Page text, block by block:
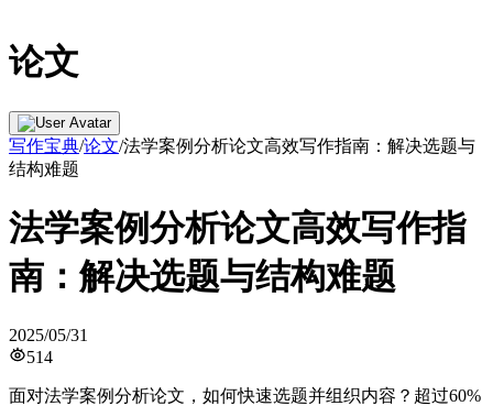
论文
写作宝典/论文/法学案例分析论文高效写作指南：解决选题与
结构难题
法学案例分析论文高效写作指
南：解决选题与结构难题
2025/05/31
514
面对法学案例分析论文，如何快速选题并组织内容？超过60%